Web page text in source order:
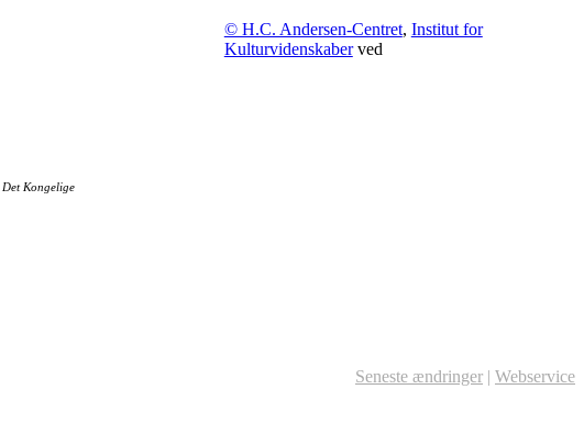
Det Kongelige
© H.C. Andersen-Centret, Institut for
Kulturvidenskaberved
Seneste ændringer | Webservice